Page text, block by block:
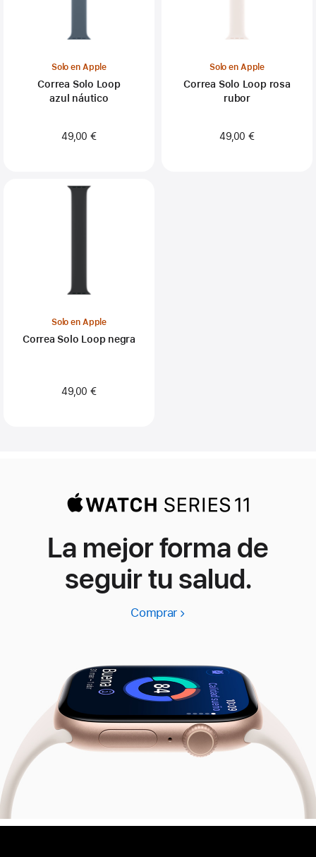
Solo en Apple
Correa Solo Loop
azul náutico
49,00 €
Solo en Apple
Correa Solo Loop rosa
rubor
49,00 €
Solo en Apple
Correa Solo Loop negra
49,00 €
La mejor forma de
seguir tu salud.
ComprarApple
11